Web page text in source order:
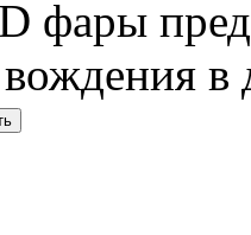
фары
в